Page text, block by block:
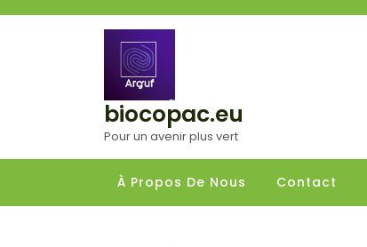
biocopac.eu
Pour un avenir plus vert
À Propos De Nous Contact